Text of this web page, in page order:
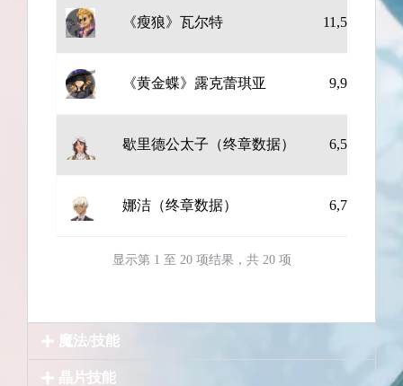
《瘦狼》瓦尔特 11,560
《黄金蝶》露克蕾琪亚 9,989
歇里德公太子（终章数据） 6,556
娜洁（终章数据） 6,750
显示第 1 至 20 项结果，共 20 项
魔法/技能
晶片技能